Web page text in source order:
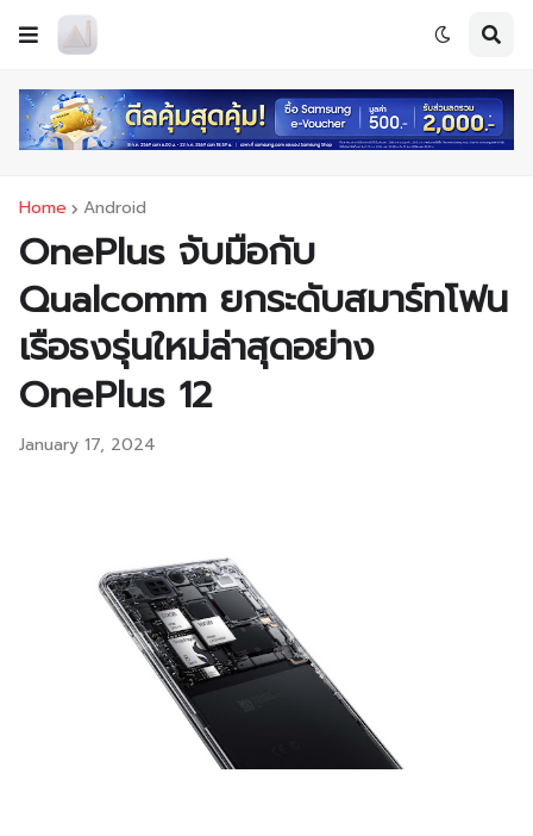
Home Android
OnePlus จับมือกับ
Qualcomm ยกระดับสมาร์ทโฟน
เรือธงรุ่นใหม่ล่าสุดอย่าง
OnePlus 12
January 17, 2024